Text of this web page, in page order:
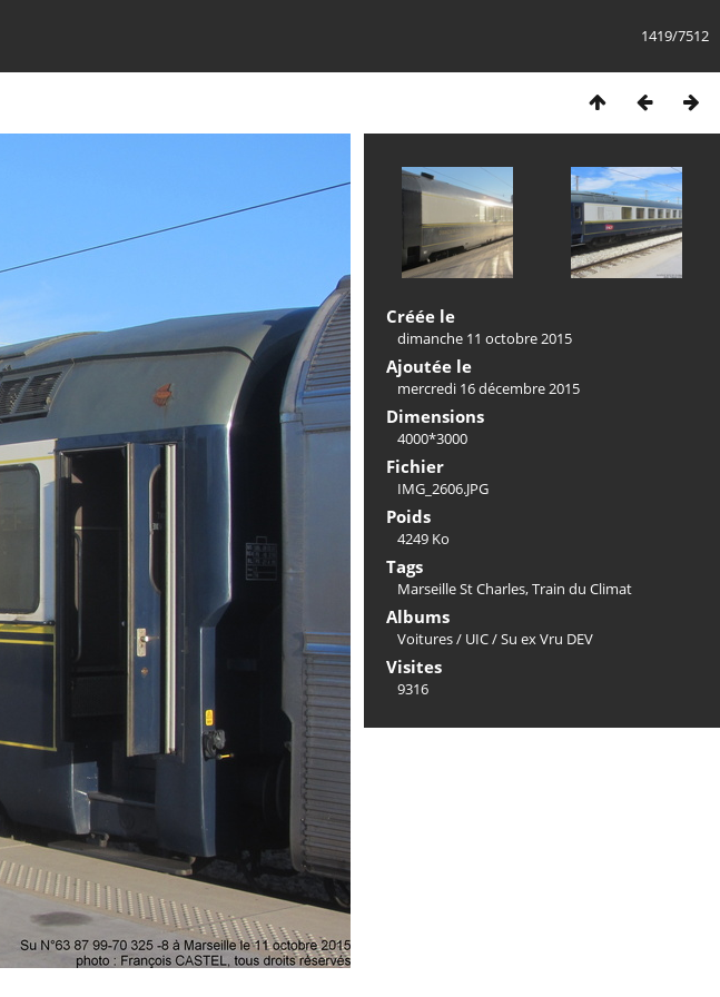
1419/7512
Créée le
dimanche 11 octobre 2015
Ajoutée le
mercredi 16 décembre 2015
Dimensions
4000*3000
Fichier
IMG_2606.JPG
Poids
4249 Ko
Tags
Marseille St Charles,Train du Climat
Albums
Voitures/ UIC/Su ex Vru DEV
Visites
9316